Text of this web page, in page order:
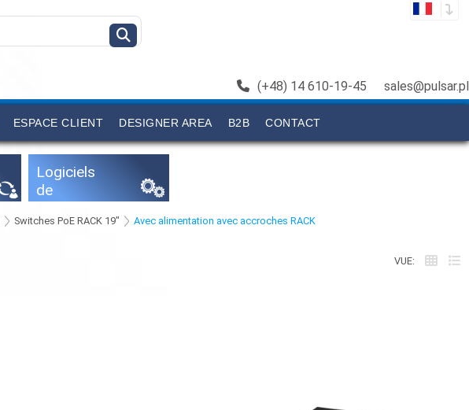
(+48) 14 610-19-45 sales@pulsar.pl
ESPACE CLIENT DESIGNER AREA B2B CONTACT
Logiciels
de
on
Switches PoE RACK 19" Avec alimentation avec accroches RACK
VUE: